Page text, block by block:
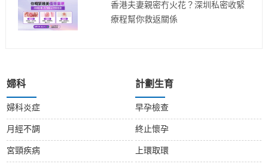
香港夫妻親密冇火花？深圳私密收緊
療程幫你救返關係
婦科
婦科炎症
月經不調
宮頸疾病
計劃生育
早孕檢查
終止懷孕
上環取環